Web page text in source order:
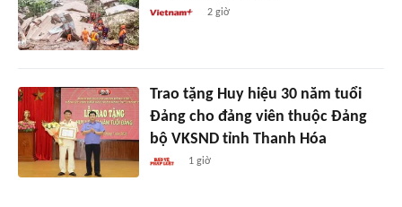
2 giờ
Trao tặng Huy hiệu 30 năm tuổi
Đảng cho đảng viên thuộc Đảng
bộ VKSND tỉnh Thanh Hóa
1 giờ